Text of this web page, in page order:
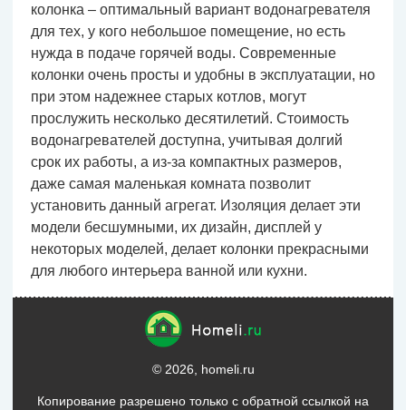
колонка – оптимальный вариант водонагревателя
для тех, у кого небольшое помещение, но есть
нужда в подаче горячей воды. Современные
колонки очень просты и удобны в эксплуатации, но
при этом надежнее старых котлов, могут
прослужить несколько десятилетий. Стоимость
водонагревателей доступна, учитывая долгий
срок их работы, а из-за компактных размеров,
даже самая маленькая комната позволит
установить данный агрегат. Изоляция делает эти
модели бесшумными, их дизайн, дисплей у
некоторых моделей, делает колонки прекрасными
для любого интерьера ванной или кухни.
© 2026, homeli.ru
Копирование разрешено только с обратной ссылкой на